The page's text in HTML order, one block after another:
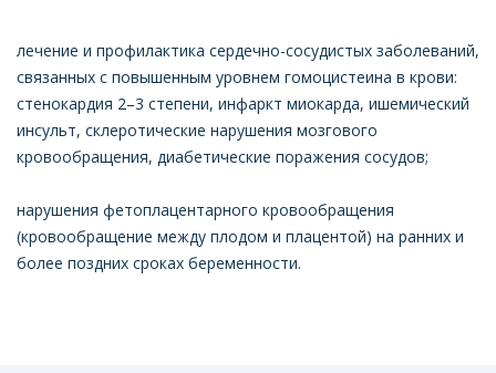
лечение и профилактика сердечно-сосудистых заболеваний,
связанных с повышенным уровнем гомоцистеина в крови:
стенокардия 2–3 степени, инфаркт миокарда, ишемический
инсульт, склеротические нарушения мозгового
кровообращения, диабетические поражения сосудов;
нарушения фетоплацентарного кровообращения
(кровообращение между плодом и плацентой) на ранних и
более поздних сроках беременности.